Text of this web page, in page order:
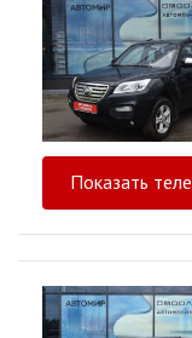
Показать